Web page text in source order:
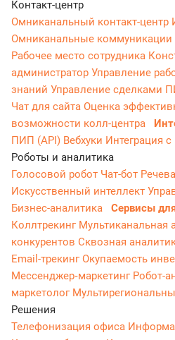
Контакт-центр
Омниканальный контакт-центр
Омниканальные коммуникации
Рабочее место сотрудника
администратор Управление
знаний Управление сделками
Чат для сайта Оценка
возможности колл-центра
ПИП (API) Вебхуки Интеграция с
Роботы и аналитика
Голосовой робот Чат-бот
Искусственный интеллект
Бизнес-аналитика
Сервисы
Коллтрекинг Мультиканальная
конкурентов Сквозная
Email-трекингОкупаемость
Мессенджер‑маркетинг Робот-
маркетолог
Решения
Телефонизация офиса